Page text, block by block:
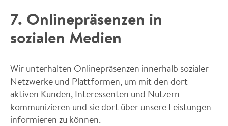
7. Onlinepräsenzen in
sozialen Medien
Wir unterhalten Onlinepräsenzen innerhalb sozialer
Netzwerke und Plattformen, um mit den dort
aktiven Kunden, Interessenten und Nutzern
kommunizieren und sie dort über unsere Leistungen
informieren zu können.